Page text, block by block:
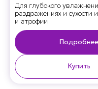
Для глубокого
раздражениях и сухости
и атрофии
Подробнее
Купить